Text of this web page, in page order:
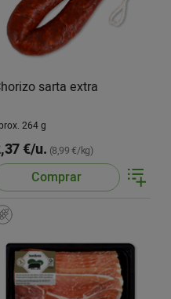
sarta extra
264 g
€/u. (8,99 €/kg)
Comprar